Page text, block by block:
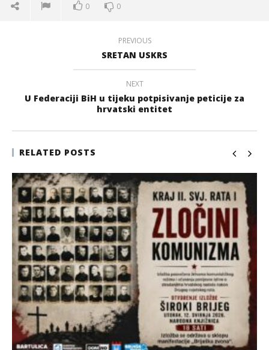
0 0
PREVIOUS
SRETAN USKRS
NEXT
U Federaciji BiH u tijeku potpisivanje peticije za
hrvatski entitet
RELATED POSTS